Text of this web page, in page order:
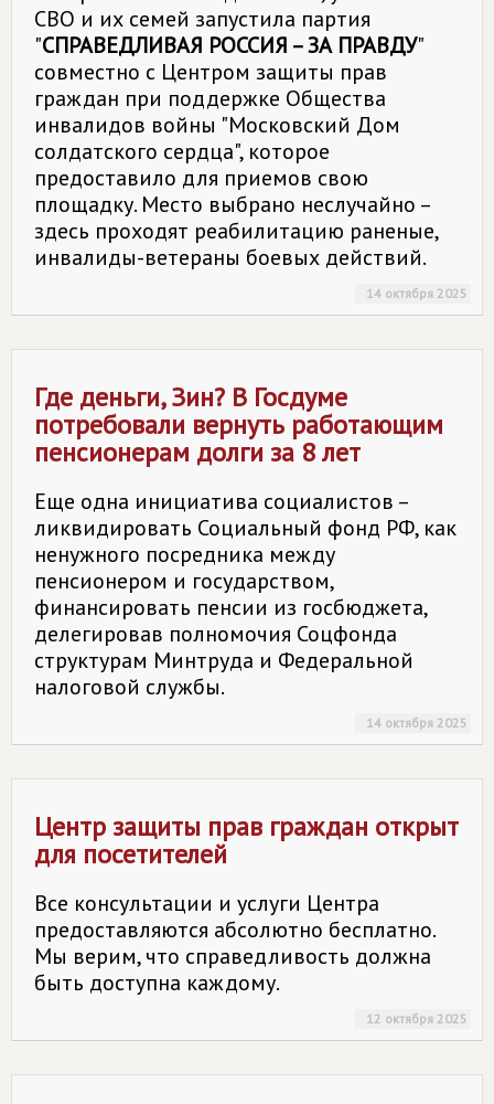
СВО и их семей запустила партия
"СПРАВЕДЛИВАЯ РОССИЯ – ЗА ПРАВДУ"
совместно с Центром защиты прав
граждан при поддержке Общества
инвалидов войны "Московский Дом
солдатского сердца", которое
предоставило для приемов свою
площадку. Место выбрано неслучайно –
здесь проходят реабилитацию раненые,
инвалиды-ветераны боевых действий.
14 октября 2025
Где деньги, Зин? В Госдуме
потребовали вернуть работающим
пенсионерам долги за 8 лет
Еще одна инициатива социалистов –
ликвидировать Социальный фонд РФ, как
ненужного посредника между
пенсионером и государством,
финансировать пенсии из госбюджета,
делегировав полномочия Соцфонда
структурам Минтруда и Федеральной
налоговой службы.
14 октября 2025
Центр защиты прав граждан открыт
для посетителей
Все консультации и услуги Центра
предоставляются абсолютно бесплатно.
Мы верим, что справедливость должна
быть доступна каждому.
12 октября 2025